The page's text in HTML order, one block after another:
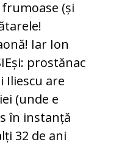
(și
Iar Ion
prostănac
Iliescu are
(unde e
în instanță
32 de ani